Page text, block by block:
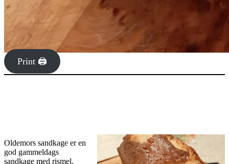
Print 🖨
Oldemors sandkage er en
god gammeldags
sandkage med rismel,